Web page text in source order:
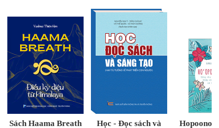
Sách Haama Breath
Học - Đọc sách và
Hopoono